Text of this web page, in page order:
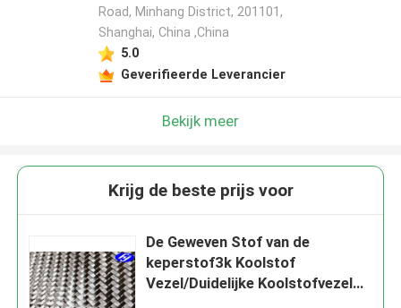
Road, Minhang District, 201101,
Shanghai, China ,China
5.0
Geverifieerde Leverancier
Bekijk meer
Krijg de beste prijs voor
De Geweven Stof van de
keperstof3k Koolstof
Vezel/Duidelijke Koolstofvezel